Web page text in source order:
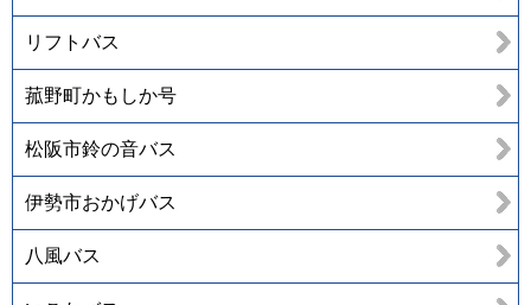
リフトバス
菰野町かもしか号
松阪市鈴の音バス
伊勢市おかげバス
八風バス